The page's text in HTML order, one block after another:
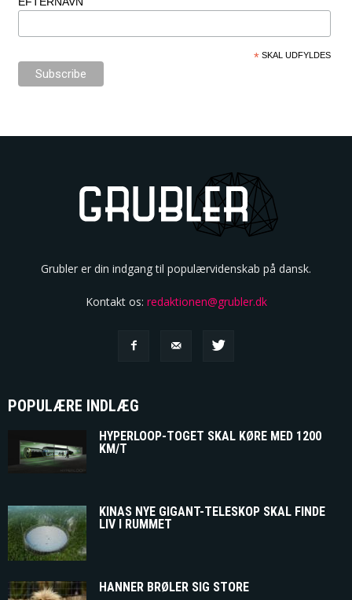
* SKAL UDFYLDES
Grubler er din indgang til populærvidenskab på dansk.
Kontakt os: redaktionen@grubler.dk
POPULÆRE INDLÆG
HYPERLOOP-TOGET SKAL KØRE MED 1200
KM/T
KINAS NYE GIGANT-TELESKOP SKAL FINDE
LIV I RUMMET
HANNER BRØLER SIG STORE